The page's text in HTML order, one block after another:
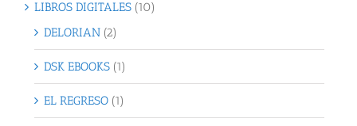
LIBROS DIGITALES (10)
DELORIAN (2)
DSK EBOOKS (1)
EL REGRESO (1)